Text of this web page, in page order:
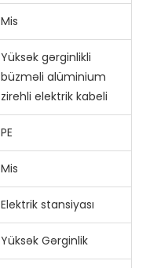
Mis
Yüksək gərginlikli
büzməli alüminium
zirehli elektrik kabeli
PE
Mis
Elektrik stansiyası
Yüksək Gərginlik